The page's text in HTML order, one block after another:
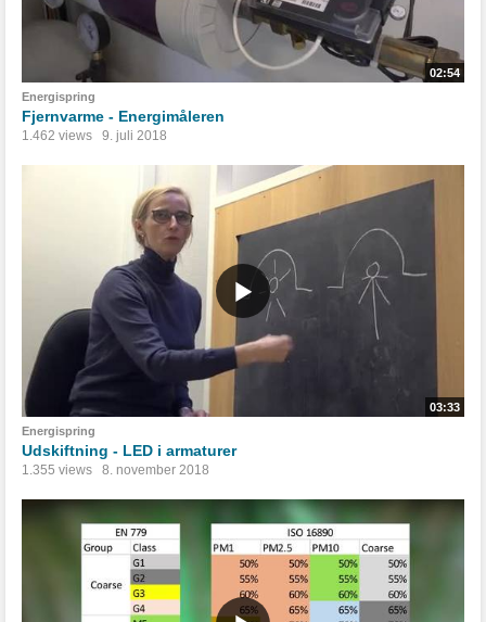
02:54
Energispring
Fjernvarme - Energimåleren
1.462 views 9. juli 2018
03:33
Energispring
Udskiftning - LED i armaturer
1.355 views 8. november 2018